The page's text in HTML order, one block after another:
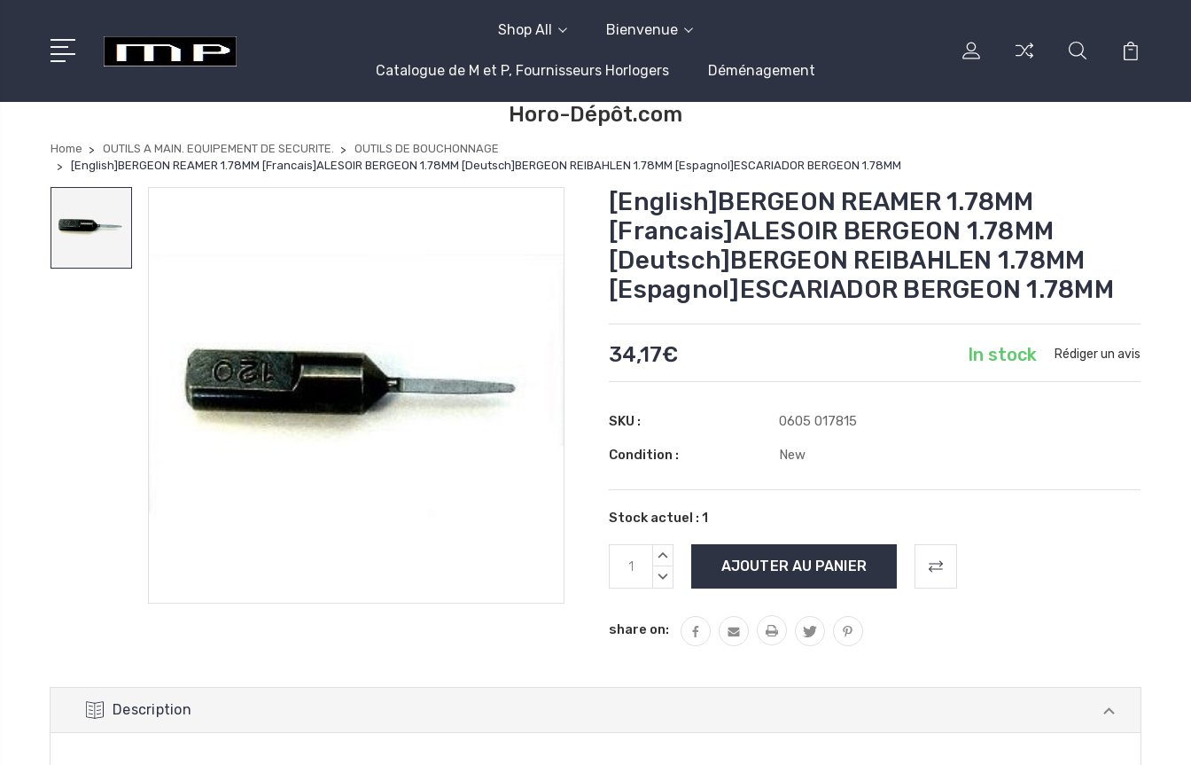
Shop All Bienvenue
Catalogue de M et P, Fournisseurs Horlogers Déménagement
Horo-Dépôt.com
Home OUTILS A MAIN. EQUIPEMENT DE SECURITE.
OUTILS DE BOUCHONNAGE
[English]BERGEON REAMER 1.78MM [Francais]ALESOIR BERGEON 1.78MM [Deutsch]BERGEON REIBAHLEN 1.78MM [Espagnol]ESCARIADOR BERGEON 1.78MM
[English]BERGEON REAMER 1.78MM
[Francais]ALESOIR BERGEON 1.78MM
[Deutsch]BERGEON REIBAHLEN 1.78MM
[Espagnol]ESCARIADOR BERGEON 1.78MM
34,17€ In stock Rédiger un avis
SKU : 0605 017815
Condition : New
Stock actuel : 1
AUGMENTER
QUANTITÉ
DIMINUER
:
share on:
Description